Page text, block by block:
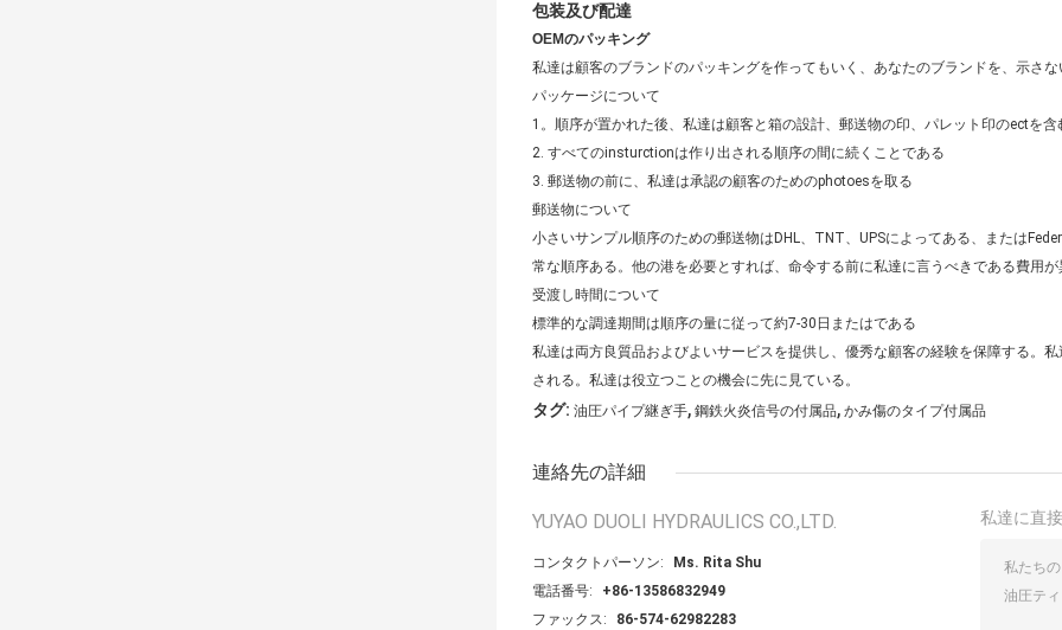
包装及び配達
OEMのパッキング
私達は顧客のブランドのパッキングを作ってもいく、あなたのブランドを、示さ
パッケージについて
1。順序が置かれた後、私達は顧客と箱の設計、郵送物の印、パレット印のectを
2. すべてのinsturctionは作り出される順序の間に続くことである
3. 郵送物の前に、私達は承認の顧客のためのphotoesを取る
郵送物について
小さいサンプル順序のための郵送物はDHL、TNT、UPSによってある、または
常な順序ある。他の港を必要とすれば、命令する前に私達に言うべきである費用
受渡し時間について
標準的な調達期間は順序の量に従って約7-30日またはである
私達は両方良質品およびよいサービスを提供し、優秀な顧客の経験を保障する。
される。私達は役立つことの機会に先に見ている。
タグ: 油圧パイプ継ぎ手, 鋼鉄火炎信号の付属品, かみ傷のタイプ付属品
連絡先の詳細
YUYAO DUOLI HYDRAULICS CO.,LTD.
コンタクトパーソン:
Ms. Rita Shu
電話番号:
+86-13586832949
ファックス:
86-574-62982283
私達に直